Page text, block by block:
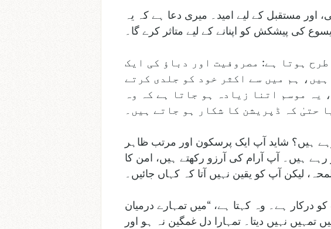
اور مستقبل کے لیے امید۔ میری دعا ہے کہ یہ
کی پیشکش کو اپنانے کے لیے متاثر کرے گا۔
ہوتا ہے: مصروفیت اور دباؤ کی ایک
ہم میں سے اکثر خود کو جلدی کرتے
یہ موسم اتنا زیادہ ہو جاتا ہے کہ وہ
حتیٰ کہ ڈپریشن کا شکار ہو جاتے ہیں۔
ہیں؟ شاید آپ ایک پرسکون اور مرتب ظاہر
ہیں۔ آپ آرام کی آرزو رکھتے ہیں، امن کا
لیکن آپ کو یقین نہیں آتا کہ کہاں جائیں۔
ہے۔ وہ کہتا ہے، “میں تمہارے درمیان
تمہیں نہیں دیتا۔ تمہارا دل غمگین نہ ہو اور